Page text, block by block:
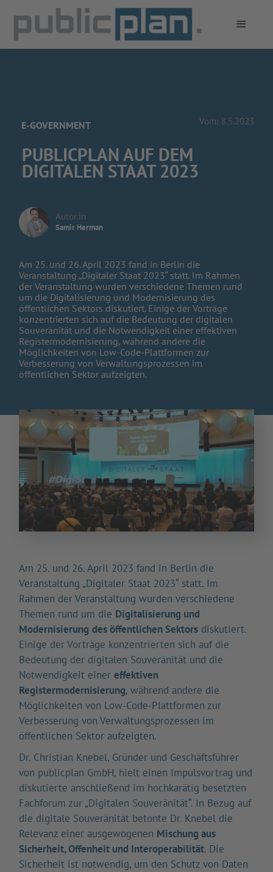
E-GOVERNMENT Vom: 8.5.2023
PUBLICPLAN AUF DEM
DIGITALEN STAAT 2023
Autor:in
Samir Herman
Am 25. und 26. April 2023 fand in Berlin die
Veranstaltung „Digitaler Staat 2023“ statt. Im Rahmen
der Veranstaltung wurden verschiedene Themen rund
um die Digitalisierung und Modernisierung des
öffentlichen Sektors diskutiert. Einige der Vorträge
konzentrierten sich auf die Bedeutung der digitalen
Souveränität und die Notwendigkeit einer effektiven
Registermodernisierung, während andere die
Möglichkeiten von Low-Code-Plattformen zur
Verbesserung von Verwaltungsprozessen im
öffentlichen Sektor aufzeigten.
Am 25. und 26. April 2023 fand in Berlin die
Veranstaltung „Digitaler Staat 2023“ statt. Im
Rahmen der Veranstaltung wurden verschiedene
Themen rund um die Digitalisierung und
Modernisierung des öffentlichen Sektors diskutiert.
Einige der Vorträge konzentrierten sich auf die
Bedeutung der digitalen Souveränität und die
Notwendigkeit einereffektiven
Registermodernisierung, während andere die
Möglichkeiten von Low-Code-Plattformen zur
Verbesserung von Verwaltungsprozessen im
öffentlichen Sektor aufzeigten.
Dr. Christian Knebel, Gründer und Geschäftsführer
von publicplan GmbH, hielt einen Impulsvortrag und
diskutierte anschließend im hochkarätig besetzten
Fachforum zur „Digitalen Souveränität“. In Bezug auf
die digitale Souveränität betonte Dr. Knebel die
Relevanz einer ausgewogenen Mischung aus
Sicherheit, Offenheit und Interoperabilität. Die
Sicherheit ist notwendig, um den Schutz von Daten